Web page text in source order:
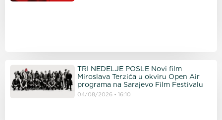
TRI NEDELJE POSLE Novi film
Miroslava Terzića u okviru Open Air
programa na Sarajevo Film Festivalu
04/08/2026 16:10